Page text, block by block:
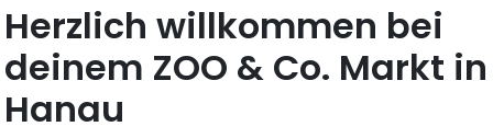
Herzlich willkommen bei
deinem ZOO & Co. Markt in
Hanau